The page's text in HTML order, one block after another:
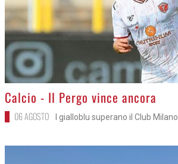
>
Calcio - Il Pergo vince ancora
06 AGOSTO I gialloblu superano il Club Milano